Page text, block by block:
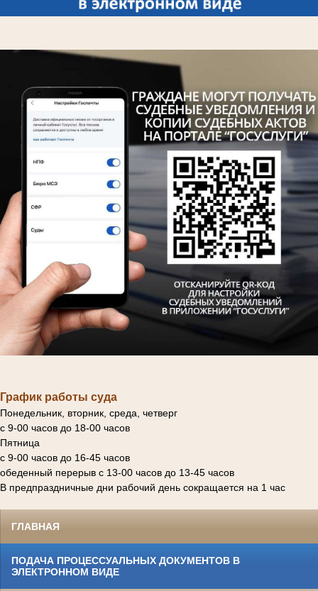
График работы суда
Понедельник, вторник, среда, четверг
с 9-00 часов до 18-00 часов
Пятница
с 9-00 часов до 16-45 часов
обеденный перерыв с 13-00 часов до 13-45 часов
В предпраздничные дни рабочий день сокращается на 1 час
ГЛАВНАЯ
ПОДАЧА ПРОЦЕССУАЛЬНЫХ ДОКУМЕНТОВ В
ЭЛЕКТРОННОМ ВИДЕ